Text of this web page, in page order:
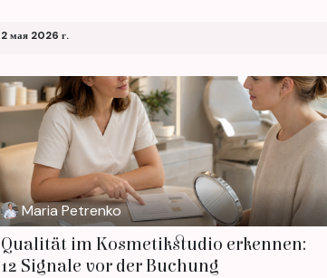
2 мая 2026 г.
Maria Petrenko
Qualität im Kosmetikstudio erkennen:
12 Signale vor der Buchung